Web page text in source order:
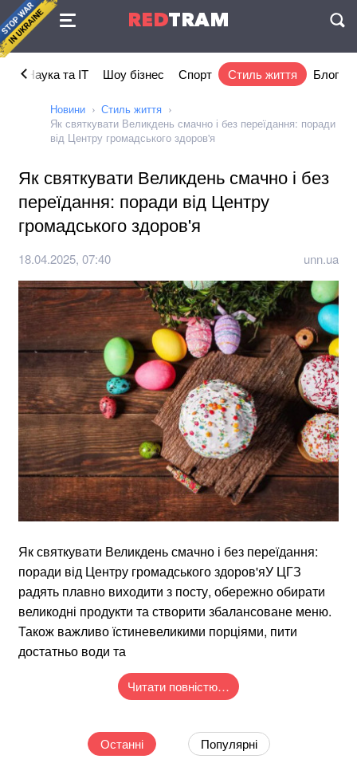
REDTRAM
Угода
Наука та IT Шоу бізнес Спорт Стиль життя Блог
Новини
Стиль життя
Як святкувати Великдень смачно і без переїдання: поради
від Центру громадського здоров'я
Як святкувати Великдень смачно і без
переїдання: поради від Центру
громадського здоров'я
18.04.2025, 07:40 unn.ua
Як святкувати Великдень смачно і без переїдання:
поради від Центру громадського здоров'яУ ЦГЗ
радять плавно виходити з посту, обережно обирати
великодні продукти та створити збалансоване меню.
Також важливо їстиневеликими порціями, пити
достатньо води та
Читати повністю…
Останні Популярні